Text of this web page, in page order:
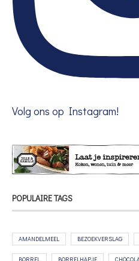
Volg ons op Instagram!
POPULAIRE TAGS
AMANDELMEEL BEZOEKVERSLAG